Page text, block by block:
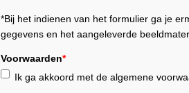
*Bij het indienen van het formulier ga je
gegevens en het aangeleverde
Voorwaarden*
Ik ga akkoord met de algemene